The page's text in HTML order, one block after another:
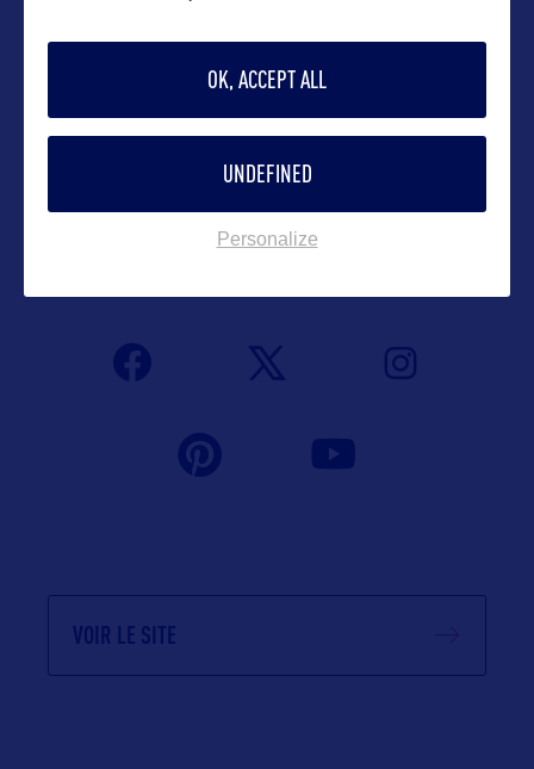
Contact grand public
ct.travelinfo@ct.gov
VOIR LE SITE
OK, ACCEPT ALL
UNDEFINED
Personalize